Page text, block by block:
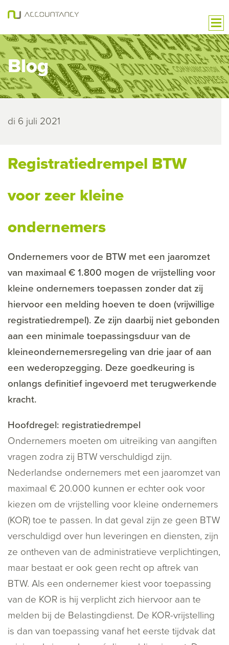
Blog
di 6 juli 2021
Registratiedrempel BTW
voor zeer kleine
ondernemers
Ondernemers voor de BTW met een jaaromzet
van maximaal € 1.800 mogen de vrijstelling voor
kleine ondernemers toepassen zonder dat zij
hiervoor een melding hoeven te doen (vrijwillige
registratiedrempel). Ze zijn daarbij niet gebonden
aan een minimale toepassingsduur van de
kleineondernemersregeling van drie jaar of aan
een wederopzegging. Deze goedkeuring is
onlangs definitief ingevoerd met terugwerkende
kracht.
Hoofdregel: registratiedrempel
Ondernemers moeten om uitreiking van aangiften
vragen zodra zij BTW verschuldigd zijn.
Nederlandse ondernemers met een jaaromzet van
maximaal € 20.000 kunnen er echter ook voor
kiezen om de vrijstelling voor kleine ondernemers
(KOR) toe te passen. In dat geval zijn ze geen BTW
verschuldigd over hun leveringen en diensten, zijn
ze ontheven van de administratieve verplichtingen,
maar bestaat er ook geen recht op aftrek van
BTW. Als een ondernemer kiest voor toepassing
van de KOR is hij verplicht zich hiervoor aan te
melden bij de Belastingdienst. De KOR-vrijstelling
is dan van toepassing vanaf het eerste tijdvak dat